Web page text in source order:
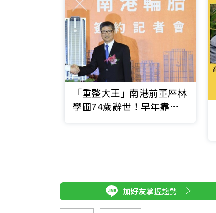
「重整大王」南港前董座林
學圃74歲辭世！早年靠股
加好友掌握趨勢